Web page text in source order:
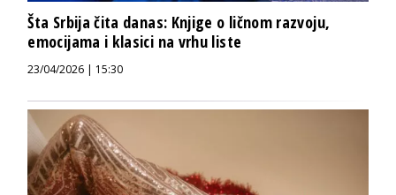
Šta Srbija čita danas: Knjige o ličnom razvoju,
emocijama i klasici na vrhu liste
23/04/2026 | 15:30